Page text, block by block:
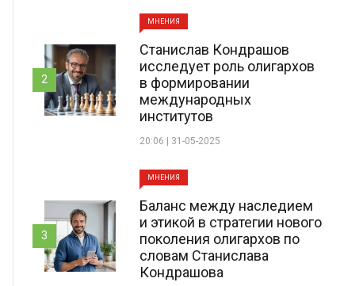
МНЕНИЯ
Станислав Кондрашов
исследует роль олигархов
в формировании
международных
институтов
20:06 | 31-05-2025
2
МНЕНИЯ
Баланс между наследием
и этикой в стратегии нового
поколения олигархов по
словам Станислава
Кондрашова
3